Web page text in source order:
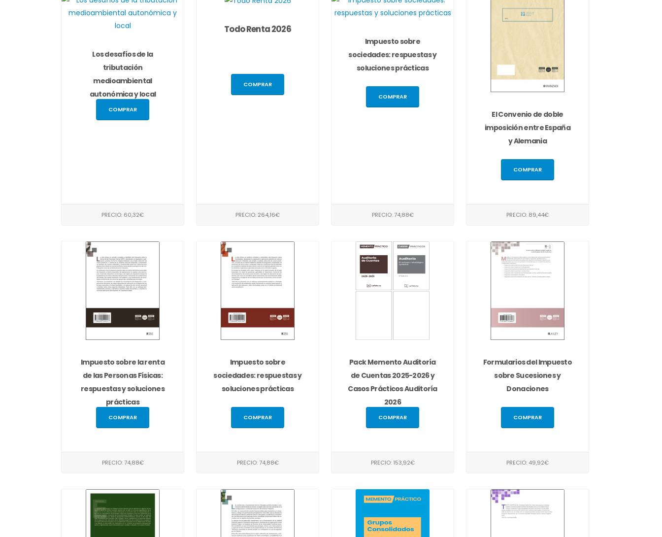
Los desafíos de la
tributación
medioambiental
autonómica y local
COMPRAR
PRECIO: 60,32€
Todo Renta 2026
COMPRAR
PRECIO: 264,16€
Impuesto sobre
sociedades: respuestas y
soluciones prácticas
COMPRAR
PRECIO: 74,88€
El Convenio de doble
imposición entre España
y Alemania
COMPRAR
PRECIO: 89,44€
Impuesto sobre la renta
de las Personas Físicas:
respuestas y soluciones
prácticas
COMPRAR
PRECIO: 74,88€
Impuesto sobre
sociedades: respuestas y
soluciones prácticas
COMPRAR
PRECIO: 74,88€
Pack Memento Auditoría
de Cuentas 2025-2026 y
Casos Prácticos Auditoría
2026
COMPRAR
PRECIO: 153,92€
Formularios del Impuesto
sobre Sucesiones y
Donaciones
COMPRAR
PRECIO: 49,92€